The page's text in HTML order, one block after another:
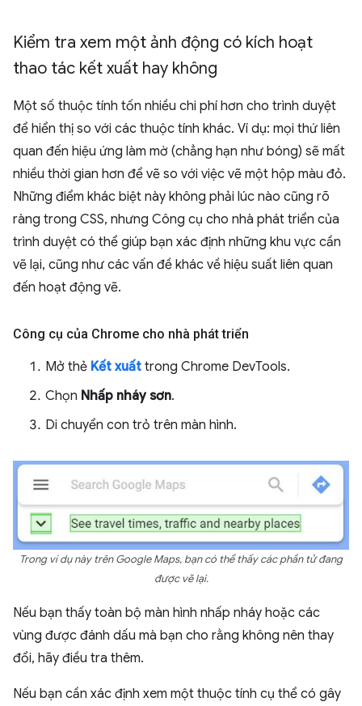
Kiểm tra xem một ảnh động có kích hoạt
thao tác kết xuất hay không
Một số thuộc tính tốn nhiều chi phí hơn cho trình duyệt
để hiển thị so với các thuộc tính khác. Ví dụ: mọi thứ liên
quan đến hiệu ứng làm mờ (chẳng hạn như bóng) sẽ mất
nhiều thời gian hơn để vẽ so với việc vẽ một hộp màu đỏ.
Những điểm khác biệt này không phải lúc nào cũng rõ
ràng trong CSS, nhưng Công cụ cho nhà phát triển của
trình duyệt có thể giúp bạn xác định những khu vực cần
vẽ lại, cũng như các vấn đề khác về hiệu suất liên quan
đến hoạt động vẽ.
Công cụ của Chrome cho nhà phát triển
Mở thẻ Kết xuất trong Chrome DevTools.
Chọn Nhấp nháy sơn.
Di chuyển con trỏ trên màn hình.
Trong ví dụ này trên Google Maps, bạn có thể thấy các phần tử đang
được vẽ lại.
Nếu bạn thấy toàn bộ màn hình nhấp nháy hoặc các
vùng được đánh dấu mà bạn cho rằng không nên thay
đổi, hãy điều tra thêm.
Nếu bạn cần xác định xem một thuộc tính cụ thể có gây